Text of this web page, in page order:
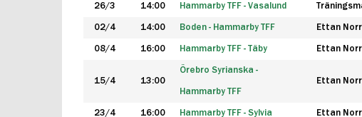
26/3 14:00 Hammarby TFF - Vasalund
02/4 14:00 Boden - Hammarby TFF Ettan
08/4 16:00 Hammarby TFF - Täby Ettan
15/4 13:00
Örebro Syrianska -
Hammarby TFF
Ettan
23/4 16:00 Hammarby TFF - Sylvia Ettan